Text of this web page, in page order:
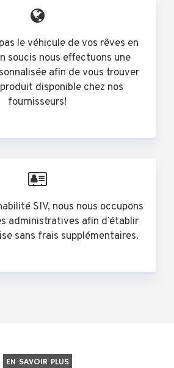
le véhicule de vos rêves en
soucis nous effectuons une
afin de vous trouver
disponible chez nos
fournisseurs!
SIV, nous nous occupons
administratives afin d’établir
sans frais supplémentaires.
EN SAVOIR PLUS